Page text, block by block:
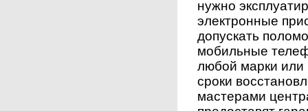
нужно
электронные
допускать
мобильные
любой марки или
сроки
мастерами